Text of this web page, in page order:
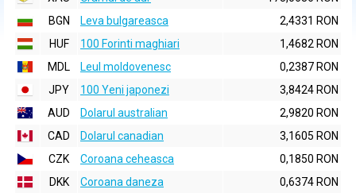
BGN
Leva bulgareasca
2,4331 RON
HUF
100 Forinti maghiari
1,4682 RON
MDL
Leul moldovenesc
0,2387 RON
JPY
100 Yeni japonezi
3,8424 RON
AUD
Dolarul australian
2,9820 RON
CAD
Dolarul canadian
3,1605 RON
CZK
Coroana ceheasca
0,1850 RON
DKK
Coroana daneza
0,6374 RON